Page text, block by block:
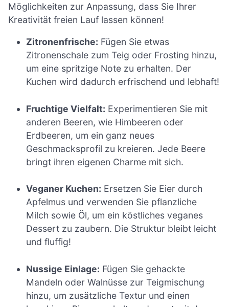
Möglichkeiten zur Anpassung, dass Sie Ihrer
Kreativität freien Lauf lassen können!
Zitronenfrische: Fügen Sie etwas
Zitronenschale zum Teig oder Frosting hinzu,
um eine spritzige Note zu erhalten. Der
Kuchen wird dadurch erfrischend und lebhaft!
Fruchtige Vielfalt: Experimentieren Sie mit
anderen Beeren, wie Himbeeren oder
Erdbeeren, um ein ganz neues
Geschmacksprofil zu kreieren. Jede Beere
bringt ihren eigenen Charme mit sich.
Veganer Kuchen: Ersetzen Sie Eier durch
Apfelmus und verwenden Sie pflanzliche
Milch sowie Öl, um ein köstliches veganes
Dessert zu zaubern. Die Struktur bleibt leicht
und fluffig!
Nussige Einlage: Fügen Sie gehackte
Mandeln oder Walnüsse zur Teigmischung
hinzu, um zusätzliche Textur und einen